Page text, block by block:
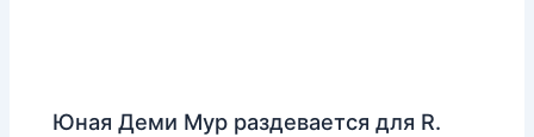
Юная Деми Мур раздевается для R.